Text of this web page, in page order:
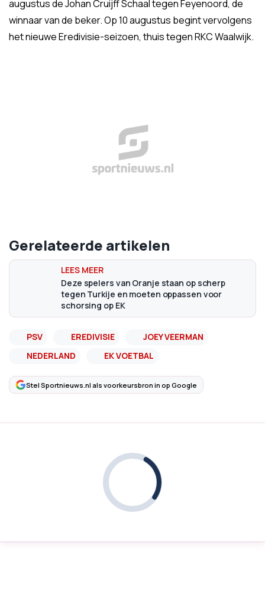
augustus de Johan Cruijff Schaal tegen Feyenoord, de
winnaar van de beker. Op 10 augustus begint vervolgens
het nieuwe Eredivisie-seizoen, thuis tegen RKC Waalwijk.
Gerelateerde artikelen
Deze spelers van Oranje staan op scherp
tegen Turkije en moeten oppassen voor
schorsing op EK
PSV EREDIVISIE
JOEY VEERMAN
NEDERLAND
EK VOETBAL
Stel Sportnieuws.nl als voorkeursbron in op Google